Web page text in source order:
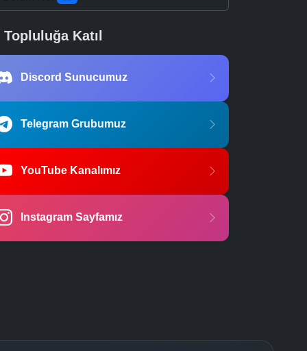
Topluluğa Katıl
Discord Sunucumuz
Telegram Grubumuz
YouTube Kanalımız
Instagram Sayfamız